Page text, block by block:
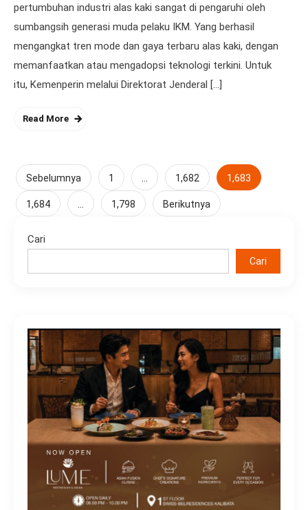
pertumbuhan industri alas kaki sangat di pengaruhi oleh
sumbangsih generasi muda pelaku IKM. Yang berhasil
mengangkat tren mode dan gaya terbaru alas kaki, dengan
memanfaatkan atau mengadopsi teknologi terkini. Untuk
itu, Kemenperin melalui Direktorat Jenderal […]
Read More
Paginasi
pos
Sebelumnya 1 … 1,682 1,683
1,684 … 1,798 Berikutnya
Cari
Cari